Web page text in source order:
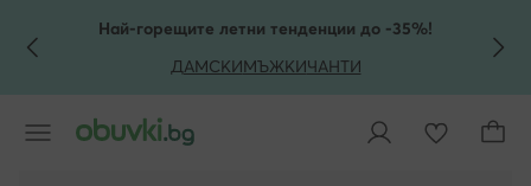
КЪМ ОСНОВНОТО СЪДЪРЖАНИЕ
КЪМ ТЪРСЕНЕНай-горещите летни тенденции до -35%!
ДАМСКИМЪЖКИЧАНТИ